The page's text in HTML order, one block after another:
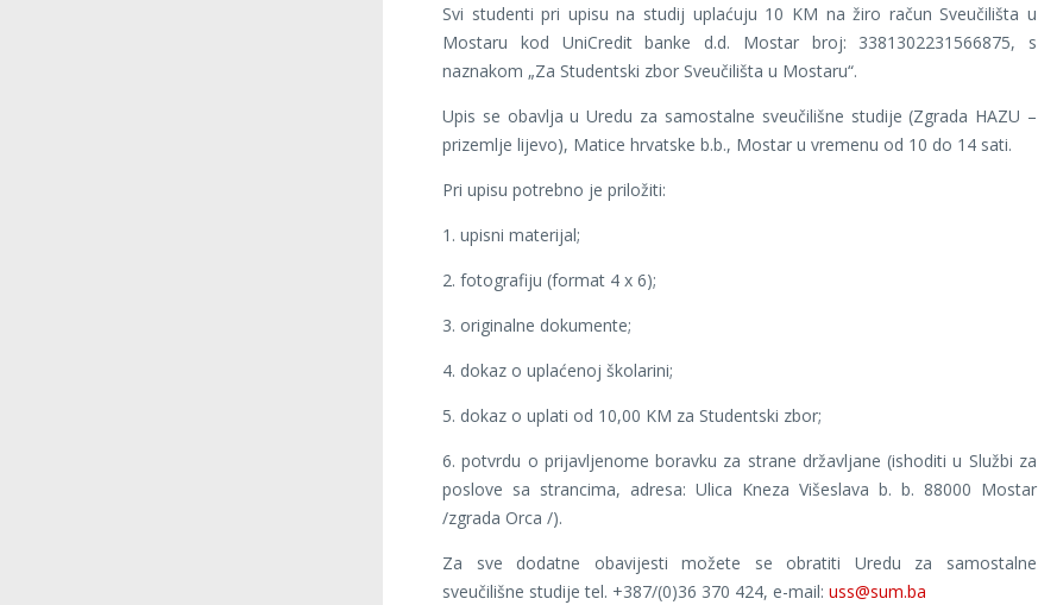
Svi studenti pri upisu na studij uplaćuju 10 KM na žiro račun Sveučilišta u
Mostaru kod UniCredit banke d.d. Mostar broj: 3381302231566875, s
naznakom „Za Studentski zbor Sveučilišta u Mostaru“.
Upis se obavlja u Uredu za samostalne sveučilišne studije (Zgrada HAZU –
prizemlje lijevo), Matice hrvatske b.b., Mostar u vremenu od 10 do 14 sati.
Pri upisu potrebno je priložiti:
1. upisni materijal;
2. fotografiju (format 4 x 6);
3. originalne dokumente;
4. dokaz o uplaćenoj školarini;
5. dokaz o uplati od 10,00 KM za Studentski zbor;
6. potvrdu o prijavljenome boravku za strane državljane (ishoditi u Službi za
poslove sa strancima, adresa: Ulica Kneza Višeslava b. b. 88000 Mostar
/zgrada Orca /).
Za sve dodatne obavijesti možete se obratiti Uredu za samostalne
sveučilišne studije tel. +387/(0)36 370 424, e-mail: uss@sum.ba